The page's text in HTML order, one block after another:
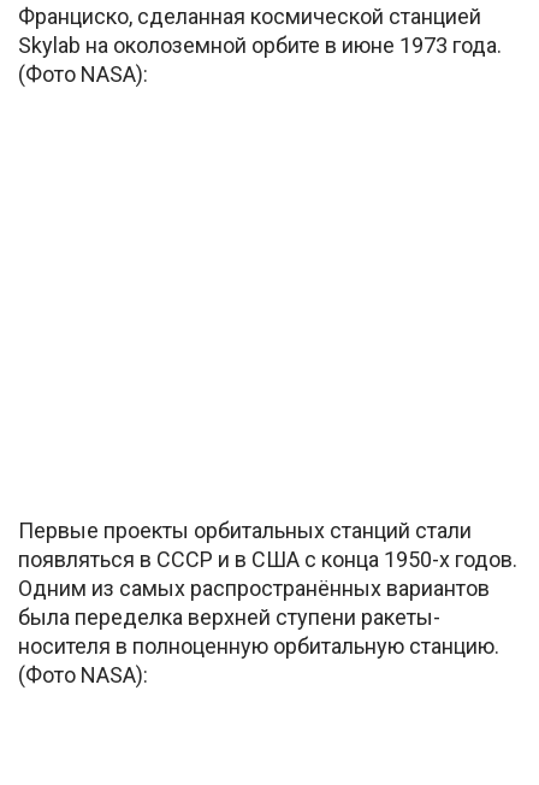
Франциско, сделанная космической станцией
Skylab на околоземной орбите в июне 1973 года.
(Фото NASA):
Первые проекты орбитальных станций стали
появляться в СССР и в США с конца 1950-х годов.
Одним из самых распространённых вариантов
была переделка верхней ступени ракеты-
носителя в полноценную орбитальную станцию.
(Фото NASA):